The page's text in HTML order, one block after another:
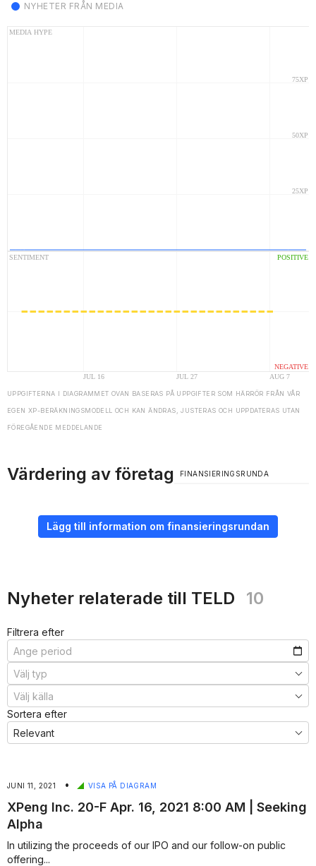
NYHETER FRÅN MEDIA
UPPGIFTERNA I DIAGRAMMET OVAN BASERAS PÅ UPPGIFTER SOM HÄRRÖR FRÅN VÅR
EGEN XP-BERÄKNINGSMODELL OCH KAN ÄNDRAS, JUSTERAS OCH UPPDATERAS UTAN
FÖREGÅENDE MEDDELANDE
Värdering av företag FINANSIERINGSRUNDA
Lägg till information om finansieringsrundan
Nyheter relaterade till TELD 10
Filtrera efter
Sortera efter
JUNI 11, 2021 • VISA PÅ DIAGRAM
XPeng Inc. 20-F Apr. 16, 2021 8:00 AM | Seeking
Alpha
In utilizing the proceeds of our IPO and our follow-on public
offering...